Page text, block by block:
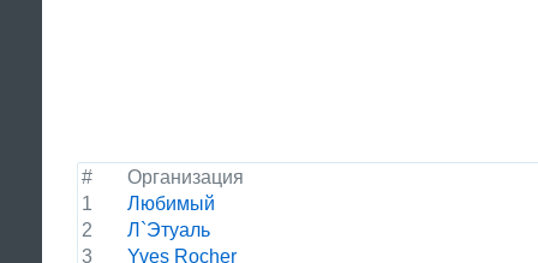
#
Организация
1
Любимый
2
Л`Этуаль
3
Yves Rocher